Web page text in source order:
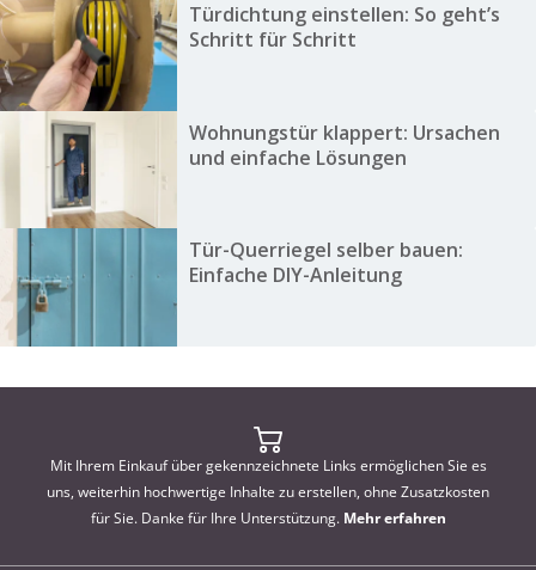
Türdichtung einstellen: So geht’s
Schritt für Schritt
Wohnungstür klappert: Ursachen
und einfache Lösungen
Tür-Querriegel selber bauen:
Einfache DIY-Anleitung
Mit Ihrem Einkauf über gekennzeichnete Links ermöglichen Sie es
uns, weiterhin hochwertige Inhalte zu erstellen, ohne Zusatzkosten
für Sie. Danke für Ihre Unterstützung. Mehr erfahren